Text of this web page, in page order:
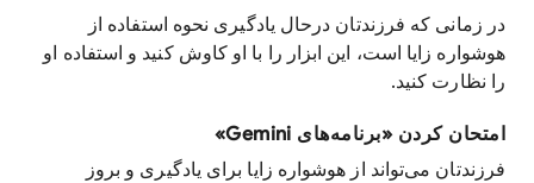
در زمانی که فرزندتان درحال یادگیری نحوه استفاده از
هوشواره زایا است، این ابزار را با او کاوش کنید و استفاده او
را نظارت کنید.
امتحان کردن «برنامه‌های Gemini»
فرزندتان می‌تواند از هوشواره زایا برای یادگیری و بروز